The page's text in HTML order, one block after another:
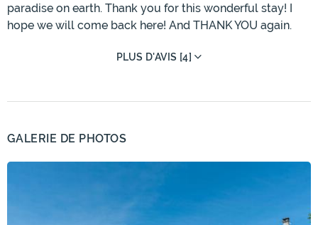
paradise on earth. Thank you for this wonderful stay! I
hope we will come back here! And THANK YOU again.
PLUS D'AVIS [4]
GALERIE DE PHOTOS